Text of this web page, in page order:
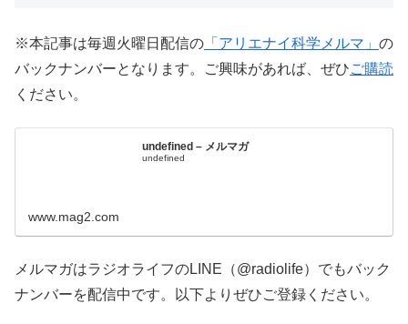
※本記事は毎週火曜日配信の 「アリエナイ科学メルマ」 の
バックナンバーとなります。ご興味があれば、ぜひご購読
ください。
undefined – メルマガ
undefined
www.mag2.com
メルマガはラジオライフのLINE（@radiolife）でもバック
ナンバーを配信中です。以下よりぜひご登録ください。